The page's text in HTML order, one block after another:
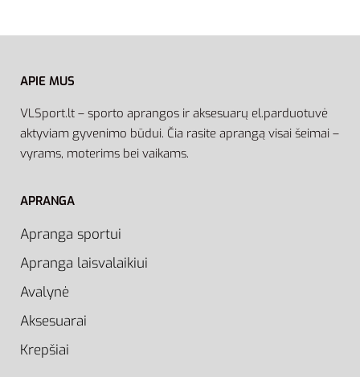
APIE MUS
VLSport.lt – sporto aprangos ir aksesuarų el.parduotuvė
aktyviam gyvenimo būdui. Čia rasite aprangą visai šeimai –
vyrams, moterims bei vaikams.
APRANGA
Apranga sportui
Apranga laisvalaikiui
Avalynė
Aksesuarai
Krepšiai